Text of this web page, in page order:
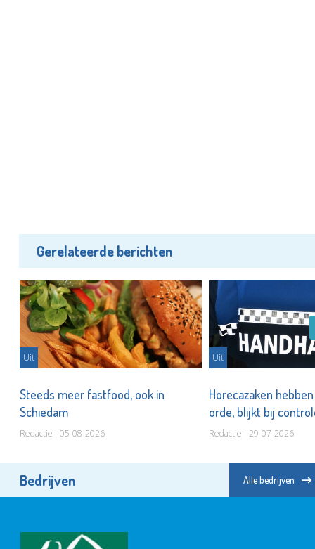
Gerelateerde berichten
Uit
Steeds meer fastfood, ook in
Schiedam
Redactie - 05-08-2026
Uit
Horecazaken
orde, blijkt bij
Redactie - 29-07-2026
Bedrijven Alle bedrijven